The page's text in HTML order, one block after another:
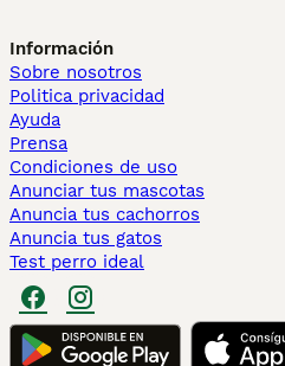
Información
Sobre nosotros
Politica privacidad
Ayuda
Prensa
Condiciones de uso
Anunciar tus mascotas
Anuncia tus cachorros
Anuncia tus gatos
Test perro ideal